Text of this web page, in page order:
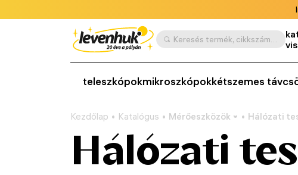
Keresés termék, cikkszám, kategória stb. szerint
teleszkópokmikroszkópokkétszemes
Kezdőlap Katalógus Mérőeszközök Hálózati
Hálózati